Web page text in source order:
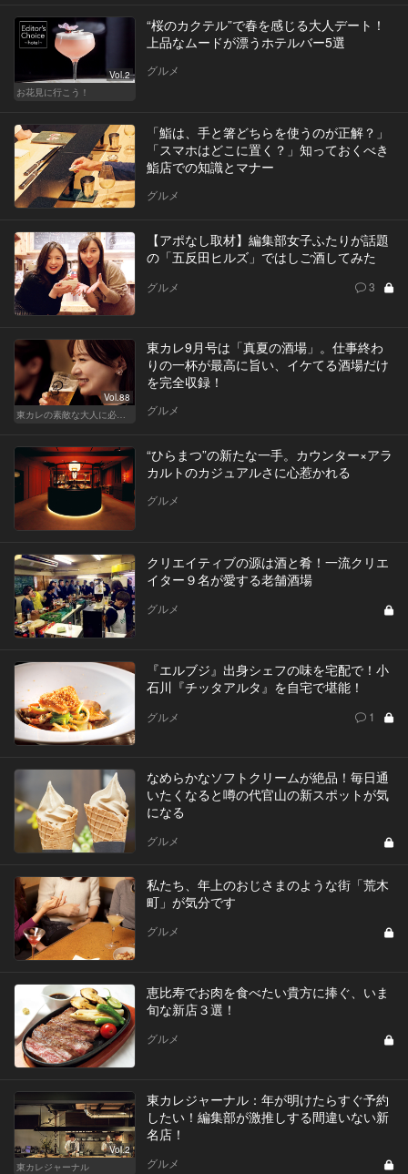
Vol.2
お花見に行こう！
“桜のカクテル”で春を感じる大人デート！
上品なムードが漂うホテルバー5選
グルメ
「鮨は、手と箸どちらを使うのが正解？」
「スマホはどこに置く？」知っておくべき
鮨店での知識とマナー
グルメ
【アポなし取材】編集部女子ふたりが話題
の「五反田ヒルズ」ではしご酒してみた
グルメ 3
Vol.88
東カレの素敵な大人に必要なこと
東カレ9月号は「真夏の酒場」。仕事終わ
りの一杯が最高に旨い、イケてる酒場だけ
を完全収録！
グルメ
“ひらまつ”の新たな一手。カウンター×アラ
カルトのカジュアルさに心惹かれる
グルメ
クリエイティブの源は酒と肴！一流クリエ
イター９名が愛する老舗酒場
グルメ
『エルブジ』出身シェフの味を宅配で！小
石川『チッタアルタ』を自宅で堪能！
グルメ 1
なめらかなソフトクリームが絶品！毎日通
いたくなると噂の代官山の新スポットが気
になる
グルメ
私たち、年上のおじさまのような街「荒木
町」が気分です
グルメ
恵比寿でお肉を食べたい貴方に捧ぐ、いま
旬な新店３選！
グルメ
Vol.2
東カレジャーナル
東カレジャーナル：年が明けたらすぐ予約
したい！編集部が激推しする間違いない新
名店！
グルメ